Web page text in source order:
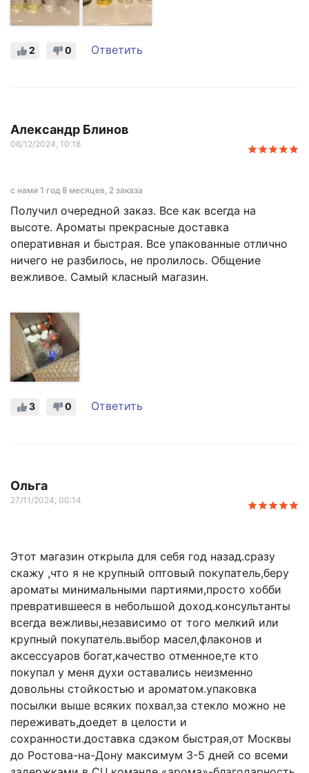
0
2 Ответить
Александр Блинов
06/12/2024, 10:18
с нами 1 год 8 месяцев, 2 заказа
Получил очередной заказ. Все как всегда на
высоте. Ароматы прекрасные доставка
оперативная и быстрая. Все упакованные отлично
ничего не разбилось, не пролилось. Общение
вежливое. Самый класный магазин.
0
3 Ответить
Ольга
27/11/2024, 00:14
Этот магазин открыла для себя год назад.сразу
скажу ,что я не крупный оптовый покупатель,беру
ароматы минимальными партиями,просто хобби
превратившееся в небольшой доход.консультанты
всегда вежливы,независимо от того мелкий или
крупный покупатель.выбор масел,флаконов и
аксессуаров богат,качество отменное,те кто
покупал у меня духи оставались неизменно
довольны стойкостью и ароматом.упаковка
посылки выше всяких похвал,за стекло можно не
переживать,доедет в целости и
сохранности.доставка сдэком быстрая,от Москвы
до Ростова-на-Дону максимум 3-5 дней со всеми